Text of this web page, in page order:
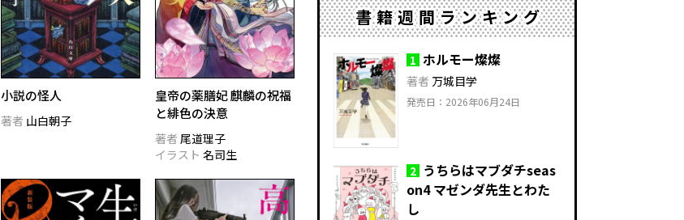
小説の怪人
著者 山白朝子
皇帝の薬膳妃 麒麟の祝福
と緋色の決意
著者 尾道理子
イラスト 名司生
書籍週間ランキング
1 ホルモー燦燦
著者 万城目学
発売日：2026年06月24日
2 うちらはマブダチseas
on4 マゼンダ先生とわた
し